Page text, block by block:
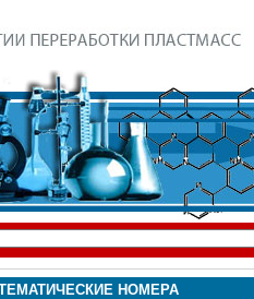
НОМЕРА